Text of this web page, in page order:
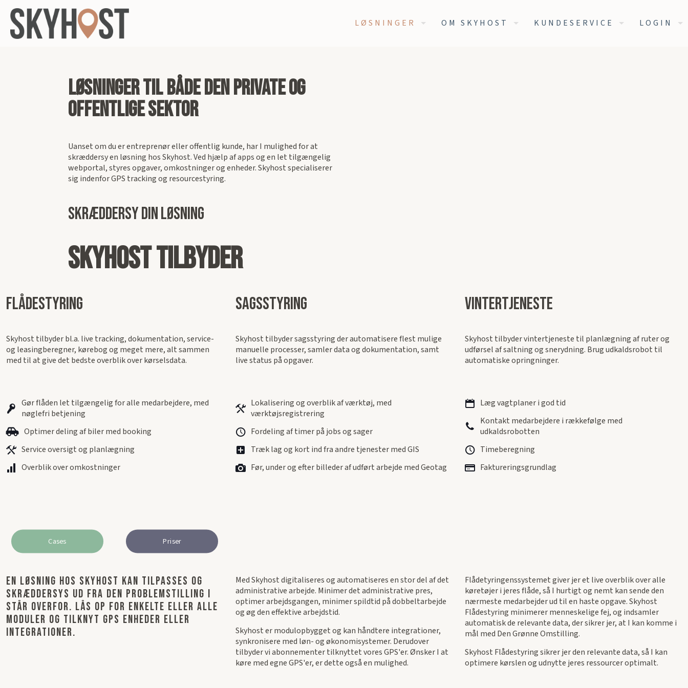
LØSNINGER OM SKYHOST KUNDESERVICE LOGIN
Løsninger til både den private og
offentlige sektor
Uanset om du er entreprenør eller offentlig kunde, har I mulighed for at
skræddersy en løsning hos Skyhost. Ved hjælp af apps og en let tilgængelig
webportal, styres opgaver, omkostninger og enheder. Skyhost specialiserer
sig indenfor GPS tracking og resourcestyring.
skræddersy din løsning
Skyhost tilbyder
Flådestyring
Skyhost tilbyder bl.a. live tracking, dokumentation, service-
og leasingberegner, kørebog og meget mere, alt sammen
med til at give det bedste overblik over kørselsdata.
Gør flåden let tilgængelig for alle medarbejdere, med
nøglefri betjening
Optimer deling af biler med booking
Service oversigt og planlægning
Overblik over omkostninger
Sagsstyring
Skyhost tilbyder sagsstyring der automatisere flest mulige
manuelle processer, samler data og dokumentation, samt
live status på opgaver.
Lokalisering og overblik af værktøj, med
værktøjsregistrering
Fordeling af timer på jobs og sager
Træk lag og kort ind fra andre tjenester med GIS
Før, under og efter billeder af udført arbejde med Geotag
Vintertjeneste
Skyhost tilbyder vintertjeneste til planlægning af ruter og
udførsel af saltning og snerydning. Brug udkaldsrobot til
automatiske opringninger.
Læg vagtplaner i god tid
Kontakt medarbejdere i rækkefølge med
udkaldsrobotten
Timeberegning
Faktureringsgrundlag
Cases Priser
En løsning hos skyhost kan tilpasses og
skræddersys ud fra den problemstilling i
står overfor. lås op for enkelte eller alle
moduler og tilknyt gps enheder eller
integrationer.
Med Skyhost digitaliseres og automatiseres en stor del af det
administrative arbejde. Minimer det administrative pres,
optimer arbejdsgangen, minimer spildtid på dobbeltarbejde
og øg den effektive arbejdstid.
Skyhost er modulopbygget og kan håndtere integrationer,
synkronisere med løn- og økonomisystemer. Derudover
tilbyder vi abonnementer tilknyttet vores GPS'er. Ønsker I at
køre med egne GPS'er, er dette også en mulighed.
Flådetyringenssystemet giver jer et live overblik over alle
køretøjer i jeres flåde, så I hurtigt og nemt kan sende den
nærmeste medarbejder ud til en haste opgave. Skyhost
Flådestyring minimerer menneskelige fej, og indsamler
automatisk de relevante data, der sikrer jer, at I kan komme i
mål med Den Grønne Omstilling.
Skyhost Flådestyring sikrer jer den relevante data, så I kan
optimere kørslen og udnytte jeres ressourcer optimalt.